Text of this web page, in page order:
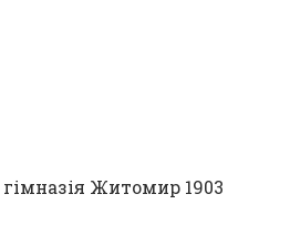
Житомир 1903